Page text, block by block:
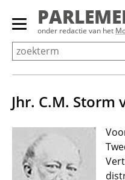
Overslaan
Primair
menu
tonen/verbergen
onder redactie van het
Jhr. C.M. Storm